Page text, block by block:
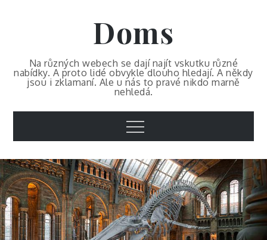
Doms
Na různých webech se dají najít vskutku různé
nabídky. A proto lidé obvykle dlouho hledají. A někdy
jsou i zklamaní. Ale u nás to pravé nikdo marně
nehledá.
Menu